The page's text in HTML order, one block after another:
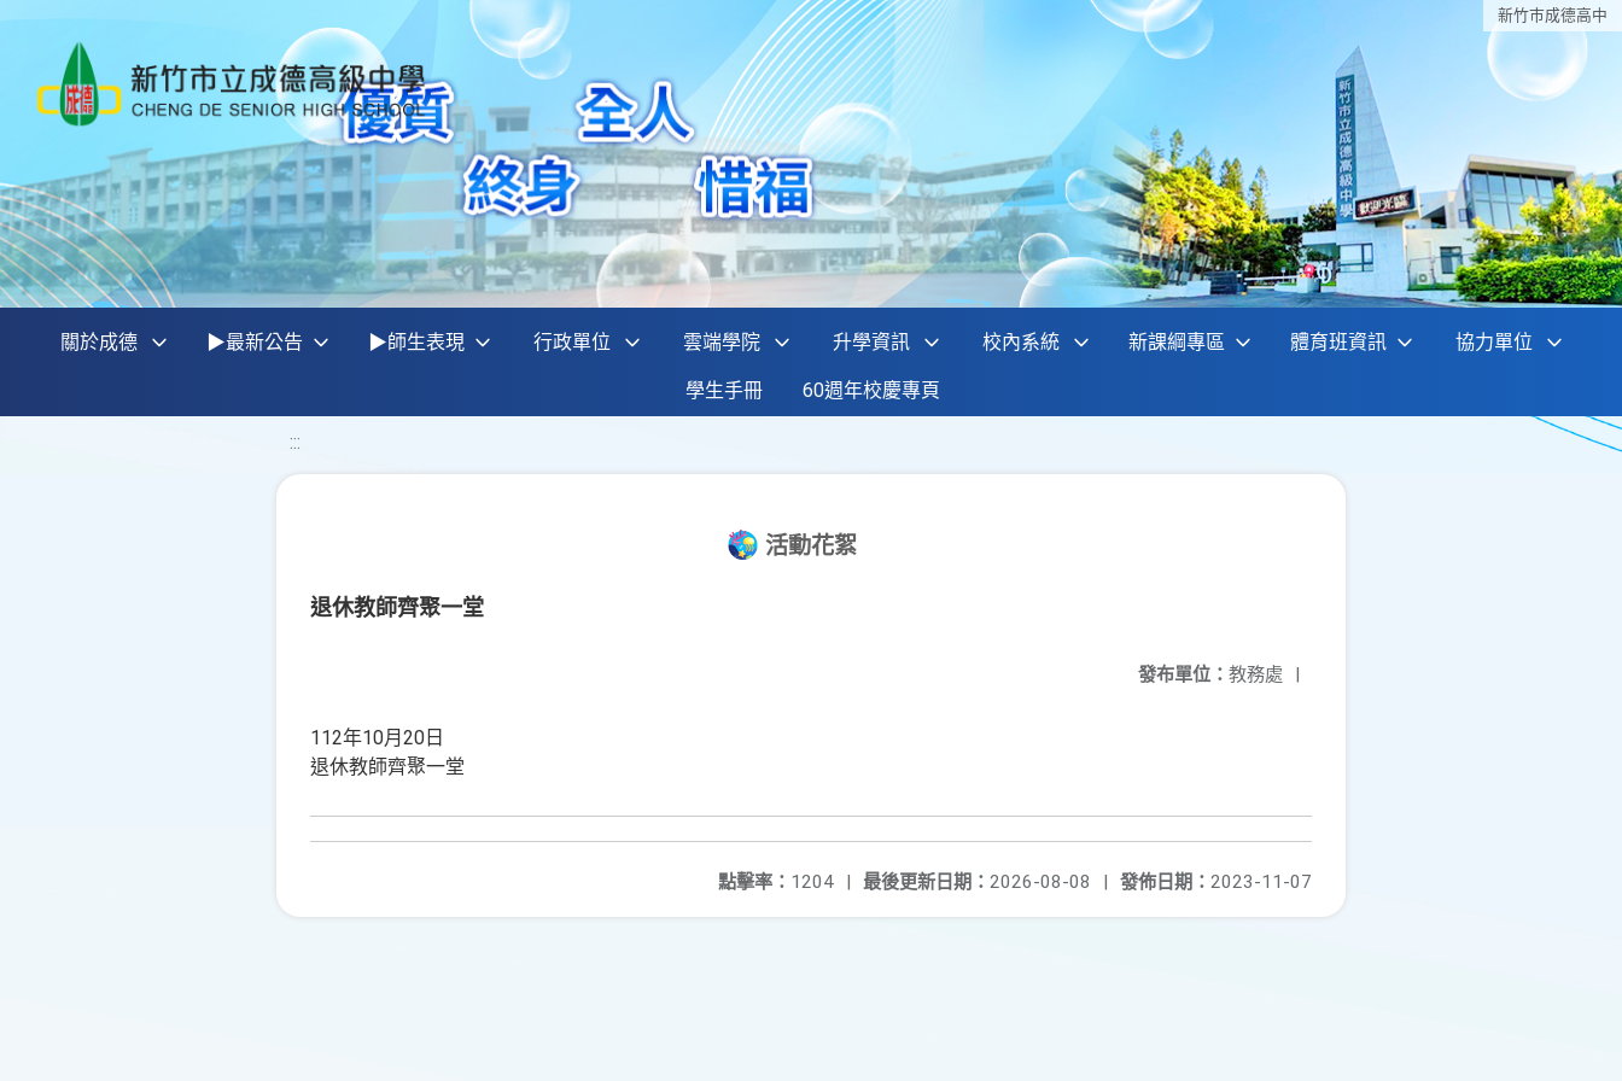
新竹巿成德高中
關於成德 ▶最新公告 ▶師生表現 行政單位 雲端學院 升學資訊 校內系統 新課綱專區 體育班資訊 協力單位
學生手冊 60週年校慶專頁
:::
活動花絮
退休教師齊聚一堂
發布單位： 教務處 |
112年10月20日
退休教師齊聚一堂
發佈日期： 2023-11-07
最後更新日期： 2026-08-08 |
點擊率： 1204 |